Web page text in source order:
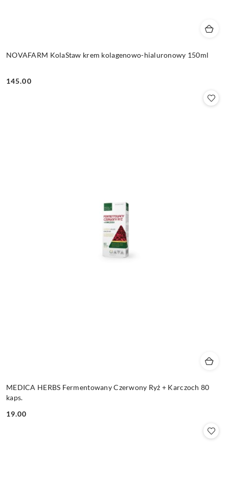
NOVAFARM KolaStaw krem kolagenowo-hialuronowy 150ml
Cena:
145.00
MEDICA HERBS Fermentowany Czerwony Ryż + Karczoch 80
kaps.
Cena:
19.00